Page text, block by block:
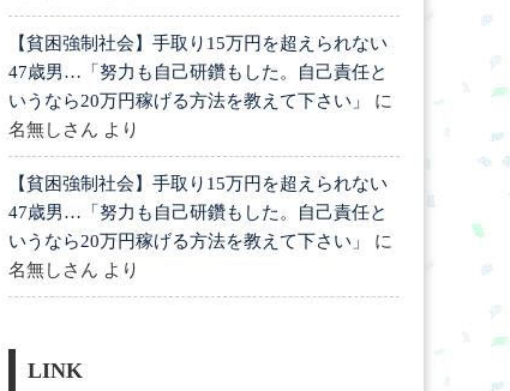
【貧困強制社会】手取り15万円を超えられない
47歳男…「努力も自己研鑽もした。自己責任と
いうなら20万円稼げる方法を教えて下さい」
に
名無しさん より
【貧困強制社会】手取り15万円を超えられない
47歳男…「努力も自己研鑽もした。自己責任と
いうなら20万円稼げる方法を教えて下さい」
に
名無しさん より
LINK